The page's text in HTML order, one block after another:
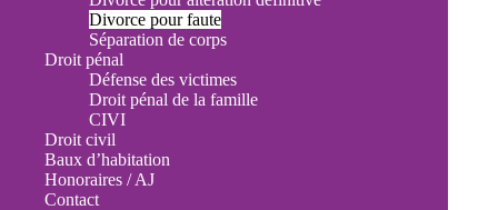
Divorce pour faute
Séparation de corps
Droit pénal
Défense des victimes
Droit pénal de la famille
CIVI
Droit civil
Baux d’habitation
Honoraires / AJ
Contact
Contactez-moi